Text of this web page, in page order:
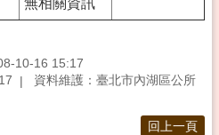
無相關資訊
10-16 15:17
資料維護：臺北市內湖區公所
回上一頁